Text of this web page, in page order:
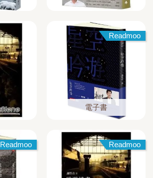
Readmoo
電子書
Readmoo Readmoo